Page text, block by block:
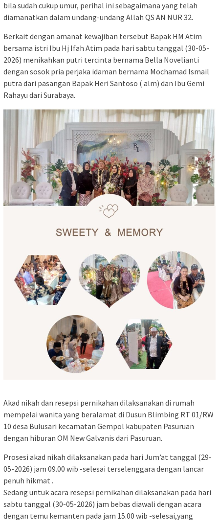
bila sudah cukup umur, perihal ini sebagaimana yang telah
diamanatkan dalam undang-undang Allah QS AN NUR 32.
Berkait dengan amanat kewajiban tersebut Bapak HM Atim
bersama istri Ibu Hj Ifah Atim pada hari sabtu tanggal (30-05-
2026) menikahkan putri tercinta bernama Bella Novelianti
dengan sosok pria perjaka idaman bernama Mochamad Ismail
putra dari pasangan Bapak Heri Santoso ( alm) dan Ibu Gemi
Rahayu dari Surabaya.
Akad nikah dan resepsi pernikahan dilaksanakan di rumah
mempelai wanita yang beralamat di Dusun Blimbing RT 01/RW
10 desa Bulusari kecamatan Gempol kabupaten Pasuruan
dengan hiburan OM New Galvanis dari Pasuruan.
Prosesi akad nikah dilaksanakan pada hari Jum’at tanggal (29-
05-2026) jam 09.00 wib -selesai terselenggara dengan lancar
penuh hikmat .
Sedang untuk acara resepsi pernikahan dilaksanakan pada hari
sabtu tanggal (30-05-2026) jam bebas diawali dengan acara
dengan temu kemanten pada jam 15.00 wib -selesai,yang